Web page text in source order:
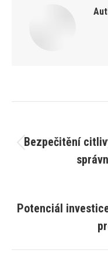
navigation
Bezpečitění
Potenciál